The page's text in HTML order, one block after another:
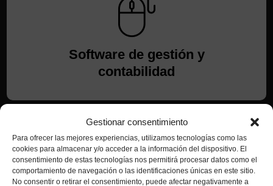
Gestionar consentimiento
Para ofrecer las mejores experiencias, utilizamos tecnologías como las
cookies para almacenar y/o acceder a la información del dispositivo. El
consentimiento de estas tecnologías nos permitirá procesar datos como el
comportamiento de navegación o las identificaciones únicas en este sitio.
No consentir o retirar el consentimiento, puede afectar negativamente a
Software de gestión y
contabilidad